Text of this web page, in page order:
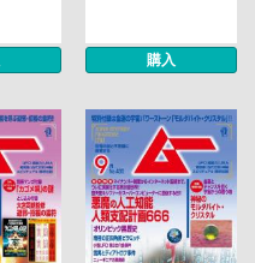
購入